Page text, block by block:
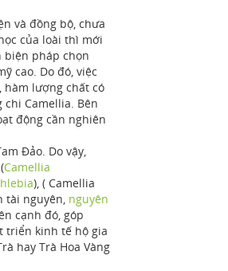
và đồng bộ, chưa
của loài thì mới
biện pháp chọn
cao. Do đó, việc
hàm lượng chất có
Camellia. Bên
động cần nghiên
Đảo. Do vậy,
Camellia
), ( Camellia
tài nguyên, nguyên
cạnh đó, góp
triển kinh tế hộ gia
hay Trà Hoa Vàng